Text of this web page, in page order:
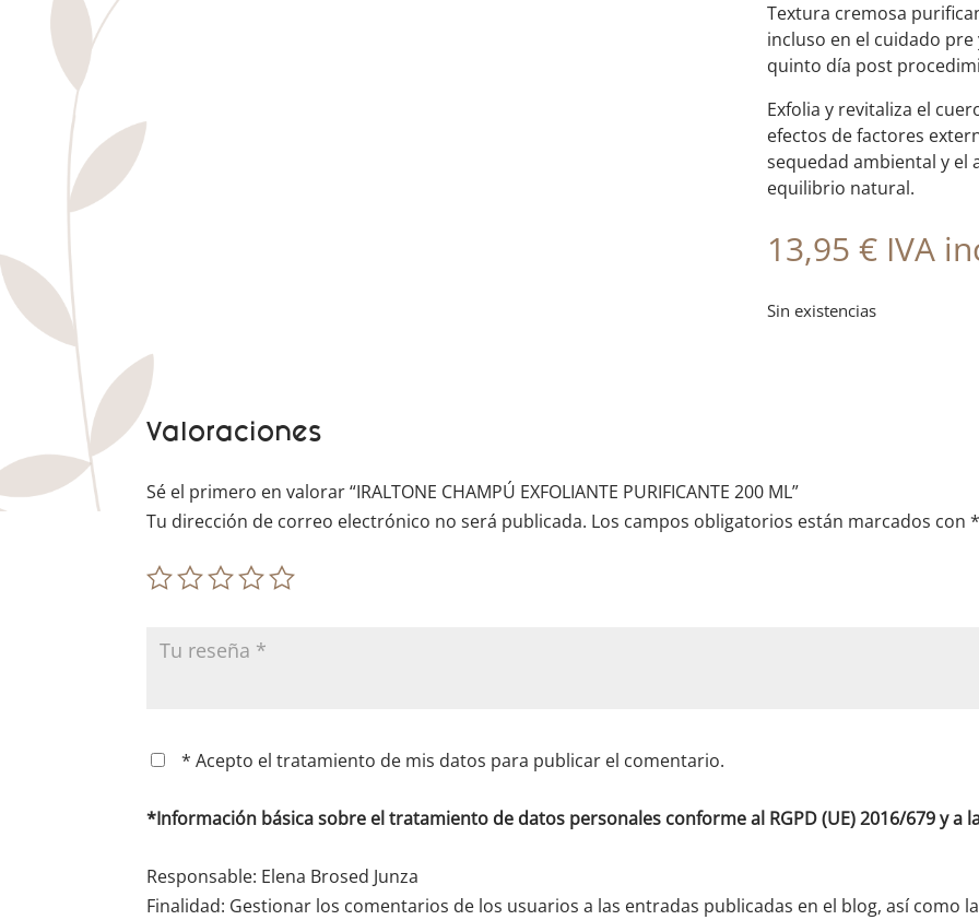
Textura cremosa
incluso en el cuidado
quinto día post
Exfolia y revitaliza el
efectos de factores
sequedad ambiental y el
equilibrio natural.
13,95 € IVA
Sin existencias
Valoraciones
Sé el primero en valorar “IRALTONE CHAMPÚ EXFOLIANTE PURIFICANTE 200 ML”
Tu dirección de correo electrónico no será publicada. Los campos obligatorios están marcados con
* Acepto el tratamiento de mis datos para publicar el comentario.
*Información básica sobre el tratamiento de datos personales conforme al RGPD (UE) 2016/679 y a
Responsable: Elena Brosed Junza
Finalidad: Gestionar los comentarios de los usuarios a las entradas publicadas en el blog, así como